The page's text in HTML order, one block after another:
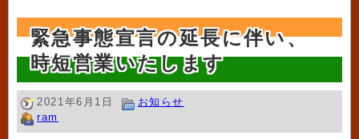
緊急事態宣言の延長に伴い、
時短営業いたします
2021年6月1日
お知らせ
ram